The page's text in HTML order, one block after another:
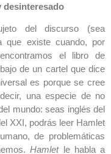
desinteresado
del discurso (sea
que existe cuando, por
el libro de
de un cartel que dice
es porque se cree
una especie de no
mundo: seas inglés del
XXI, podrás leer Hamlet
de problemáticas
Hamletle habla a